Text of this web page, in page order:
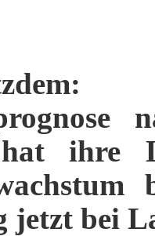
hat ihre
jetzt bei